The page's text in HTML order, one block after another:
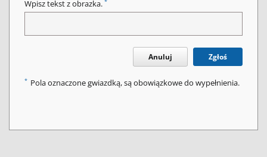
Wpisz tekst z obrazka. *
Anuluj Zgłoś
* Pola oznaczone gwiazdką, są obowiązkowe do wypełnienia.